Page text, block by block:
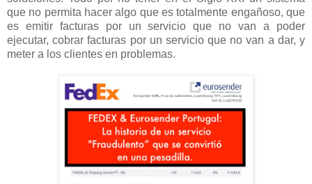
que no permita hacer algo que es totalmente engañoso, que
es emitir facturas por un servicio que no van a poder
ejecutar, cobrar facturas por un servicio que no van a dar, y
meter a los clientes en problemas.